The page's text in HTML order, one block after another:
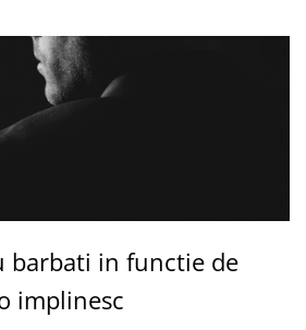
barbati in functie de
implinesc